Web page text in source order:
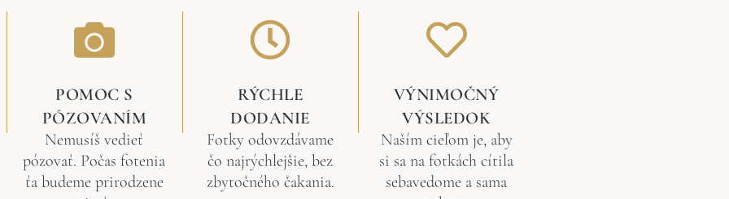
POMOC S
PÓZOVANÍM
Nemusíš vedieť
pózovať. Počas fotenia
ťa budeme prirodzene
RÝCHLE
DODANIE
Fotky odovzdávame
čo najrýchlejšie, bez
zbytočného čakania.
VÝNIMOČNÝ
VÝSLEDOK
Naším cieľom je, aby
si sa na fotkách cítila
sebavedome a sama